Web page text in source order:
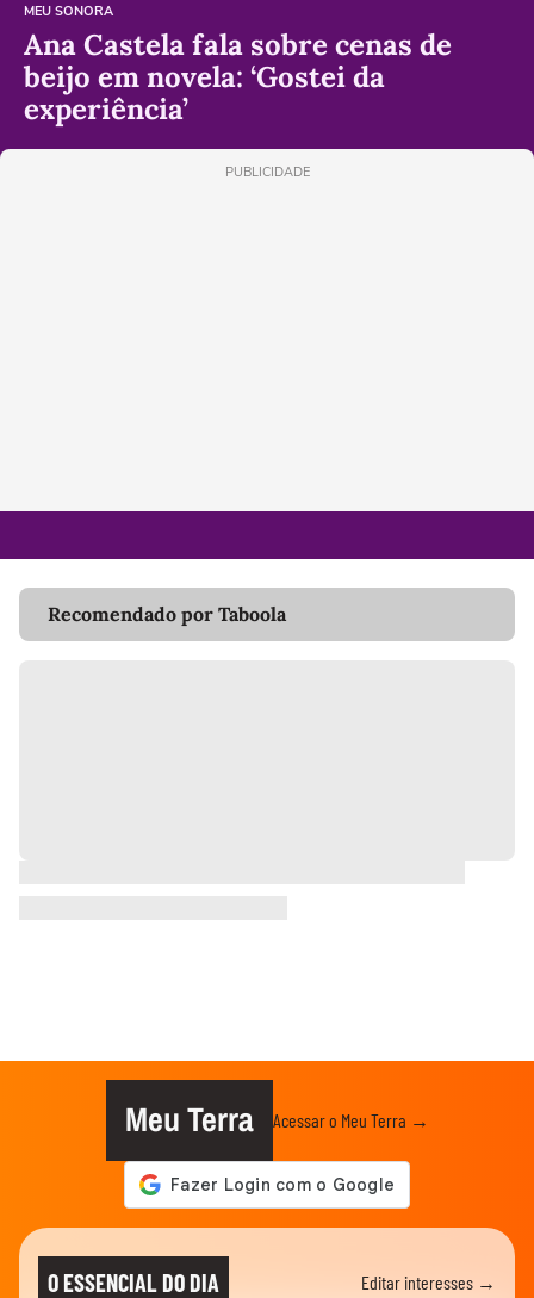
MEU SONORA
Ana Castela fala sobre cenas de
beijo em novela: ‘Gostei da
experiência’
PUBLICIDADE
Recomendado por Taboola
Meu Terra Acessar o Meu Terra →
O ESSENCIAL DO DIA Editar interesses →